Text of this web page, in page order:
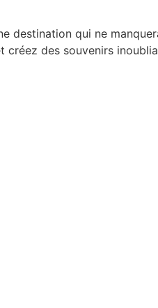
destination qui ne
des souvenirs